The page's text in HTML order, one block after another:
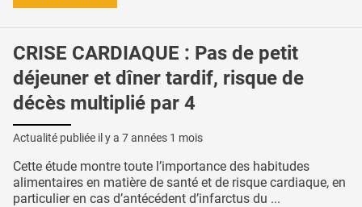
CRISE CARDIAQUE : Pas de petit
déjeuner et dîner tardif, risque de
décès multiplié par 4
Actualité publiée il y a 7 années 1 mois
Cette étude montre toute l’importance des habitudes
alimentaires en matière de santé et de risque cardiaque, en
particulier en cas d’antécédent d’infarctus du ...